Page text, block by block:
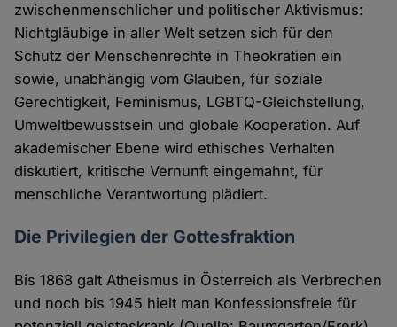
zwischenmenschlicher und politischer Aktivismus:
Nichtgläubige in aller Welt setzen sich für den
Schutz der Menschenrechte in Theokratien ein
sowie, unabhängig vom Glauben, für soziale
Gerechtigkeit, Feminismus, LGBTQ-Gleichstellung,
Umweltbewusstsein und globale Kooperation. Auf
akademischer Ebene wird ethisches Verhalten
diskutiert, kritische Vernunft eingemahnt, für
menschliche Verantwortung plädiert.
Die Privilegien der Gottesfraktion
Bis 1868 galt Atheismus in Österreich als Verbrechen
und noch bis 1945 hielt man Konfessionsfreie für